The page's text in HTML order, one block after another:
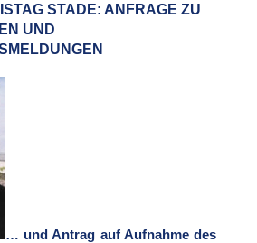
STADE: ANFRAGE ZU
UND
… und Antrag auf Aufnahme des